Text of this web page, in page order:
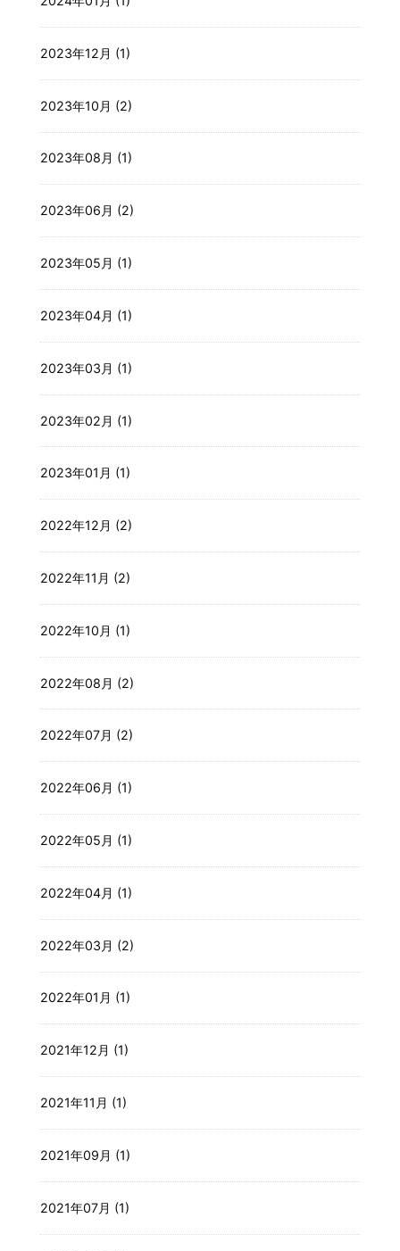
2023年12月 (1)
2023年10月 (2)
2023年08月 (1)
2023年06月 (2)
2023年05月 (1)
2023年04月 (1)
2023年03月 (1)
2023年02月 (1)
2023年01月 (1)
2022年12月 (2)
2022年11月 (2)
2022年10月 (1)
2022年08月 (2)
2022年07月 (2)
2022年06月 (1)
2022年05月 (1)
2022年04月 (1)
2022年03月 (2)
2022年01月 (1)
2021年12月 (1)
2021年11月 (1)
2021年09月 (1)
2021年07月 (1)